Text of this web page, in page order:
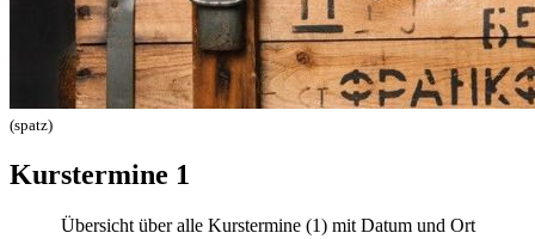
(spatz)
Kurstermine 1
Übersicht über alle Kurstermine (1) mit Datum und Ort